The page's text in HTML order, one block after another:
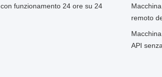
funzionamento 24 ore su 24
remoto
API